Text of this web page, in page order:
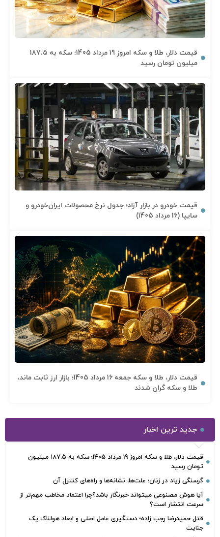
قیمت دلار، طلا و سکه امروز 19 مرداد 1405؛ سکه به ۱۸۷.۵
میلیون تومان رسید
قیمت خودرو در بازار آزاد؛ جدول نرخ محصولات ایران‌خودرو و
سایپا (16 مرداد 1405)
قیمت دلار، طلا و سکه جمعه 16 مرداد 1405؛ بازار ارز ثابت ماند،
طلا و سکه گران شدند
جدید ترین اخبار
قیمت دلار، طلا و سکه امروز 19 مرداد 1405؛ سکه به ۱۸۷.۵ میلیون
تومان رسید
گرسنگی زیاد در زنان؛ علت‌ها، نشانه‌ها و راه‌های کنترل آن
آیا هوش مصنوعی میتواند خبرنگار باشد؟چرا اعتماد مخاطب مهم‌تر از
سرعت انتشار است؟
قتل حمیدرضا رجب‌ زاده؛ دستگیری عامل اصلی و ابعاد هولناک یک
جنایت